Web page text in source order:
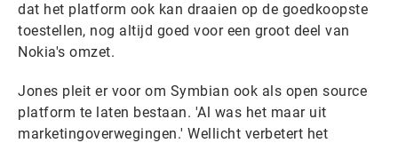
dat het platform ook kan draaien op de goedkoopste
toestellen, nog altijd goed voor een groot deel van
Nokia's omzet.
Jones pleit er voor om Symbian ook als open source
platform te laten bestaan. 'Al was het maar uit
marketingoverwegingen.' Wellicht verbetert het